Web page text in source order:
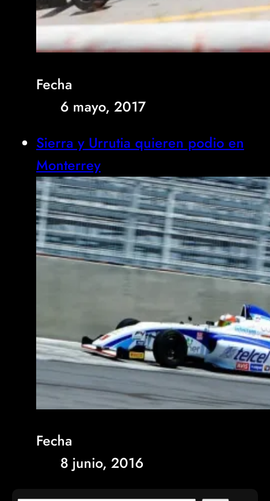
Fecha
6 mayo, 2017
Sierra y Urrutia quieren podio en
Monterrey
Fecha
8 junio, 2016